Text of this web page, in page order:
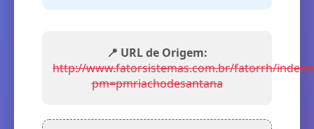
📍 URL de Origem:
http://www.fatorsistemas.com.br/fatorrh/
pm=pmriachodesantana